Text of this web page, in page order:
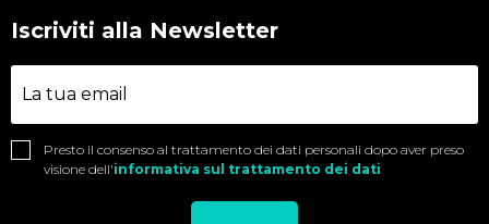
Iscriviti alla Newsletter
Presto il consenso al trattamento dei dati personali dopo aver preso
visione dell'informativa sul trattamento dei dati